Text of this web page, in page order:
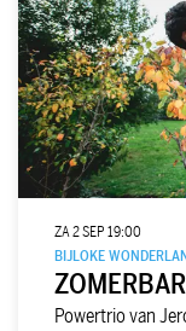
Powertrio van
BIJLOKE
ZA 2 SEP19:00